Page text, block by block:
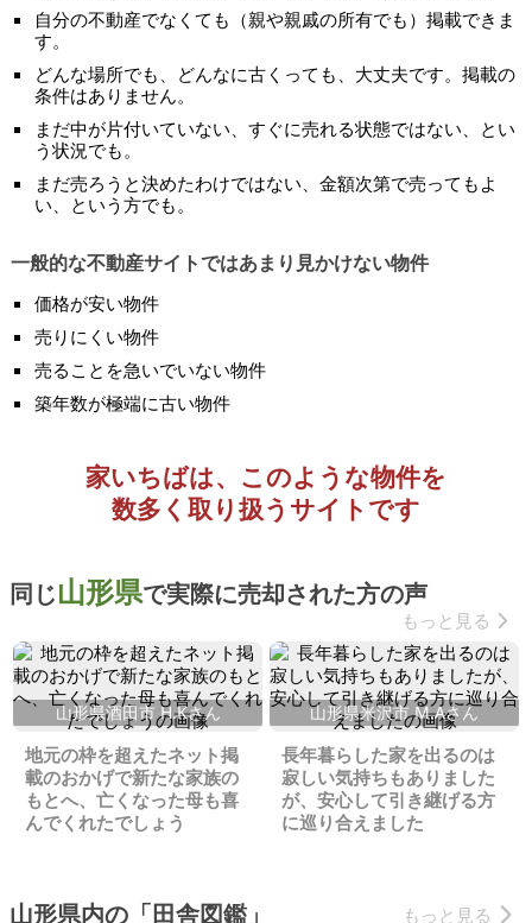
自分の不動産でなくても（親や親戚の所有でも）掲載できま
す。
どんな場所でも、どんなに古くっても、大丈夫です。掲載の
条件はありません。
まだ中が片付いていない、すぐに売れる状態ではない、とい
う状況でも。
まだ売ろうと決めたわけではない、金額次第で売ってもよ
い、という方でも。
一般的な不動産サイトではあまり見かけない物件
価格が安い物件
売りにくい物件
売ることを急いでいない物件
築年数が極端に古い物件
家いちばは、このような物件を
数多く取り扱うサイトです
同じ山形県で実際に売却された方の声
もっと見る
山形県酒田市 H.Kさん
地元の枠を超えたネット掲
載のおかげで新たな家族の
もとへ、亡くなった母も喜
んでくれたでしょう
山形県米沢市 M.Aさん
長年暮らした家を出るのは
寂しい気持ちもありました
が、安心して引き継げる方
に巡り合えました
山形県内の「田舎図鑑」 もっと見る